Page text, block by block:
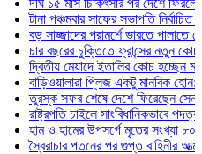
দীর্ঘ ১৫ মাস চিকিৎসার পর দেশে ফিরলেন
টানা পঞ্চমবার সাফের সভাপতি নির্বাচিত কাজী
বড় সাজ্জাদের পরামর্শে ভারতে পালাতে
চার বছরের চুক্তিতে ফ্রান্সের নতুন কোচ জিদান
দ্বিতীয় মেয়াদে ইতালির কোচ হচ্ছেন মানচিনি
বাড়িওয়ালারা প্লিজ একটু মানবিক হোন: মনিরা
তুরস্ক সফর শেষে দেশে ফিরেছেন সেনাপ্রধান
রাষ্ট্রপতি চাইলে সাংবিধানিকভাবে পদত্যাগ
হাম ও হামের উপসর্গে মৃতের সংখ্যা ৮০০ ছাড়াল
স্বৈরাচার পতনের পর গুপ্ত বাহিনীর আত্মপ্রকাশ: